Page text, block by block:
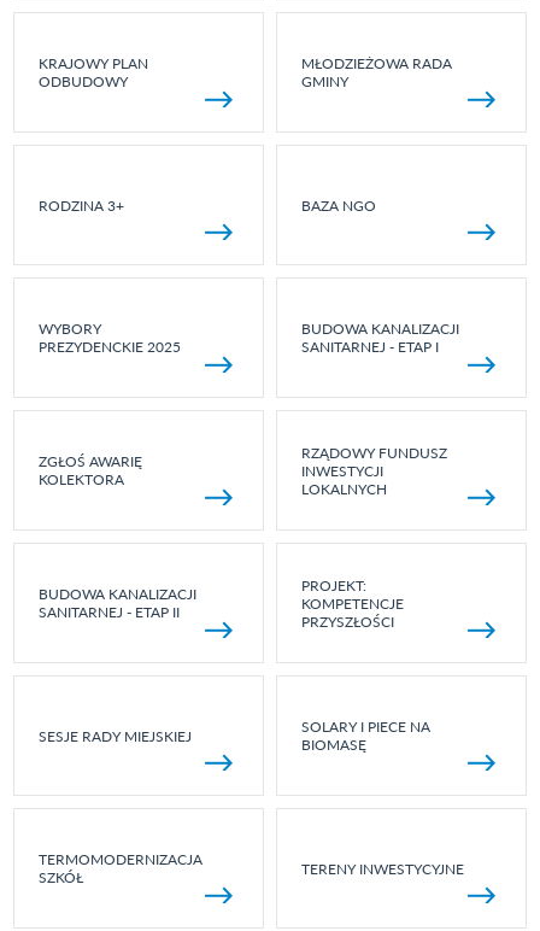
KRAJOWY PLAN
ODBUDOWY
MŁODZIEŻOWA RADA
GMINY
RODZINA 3+ BAZA NGO
WYBORY
PREZYDENCKIE 2025
BUDOWA KANALIZACJI
SANITARNEJ - ETAP I
ZGŁOŚ AWARIĘ
KOLEKTORA
RZĄDOWY FUNDUSZ
INWESTYCJI
LOKALNYCH
BUDOWA KANALIZACJI
SANITARNEJ - ETAP II
PROJEKT:
KOMPETENCJE
PRZYSZŁOŚCI
SESJE RADY MIEJSKIEJ
SOLARY I PIECE NA
BIOMASĘ
TERMOMODERNIZACJA
SZKÓŁ
TERENY INWESTYCYJNE